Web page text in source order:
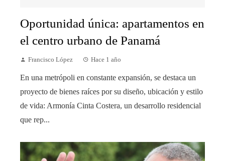
Oportunidad única: apartamentos en
el centro urbano de Panamá
Francisco López Hace 1 año
En una metrópoli en constante expansión, se destaca un
proyecto de bienes raíces por su diseño, ubicación y estilo
de vida: Armonía Cinta Costera, un desarrollo residencial
que rep...